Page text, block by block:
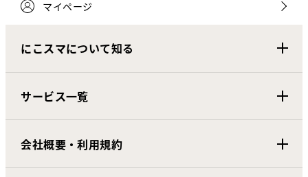
マイページ
にこスマについて知る
サービス一覧
会社概要・利用規約